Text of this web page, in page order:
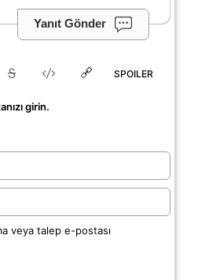
Yanıt Gönder
SPOILER
girin.
veya talep e-postası